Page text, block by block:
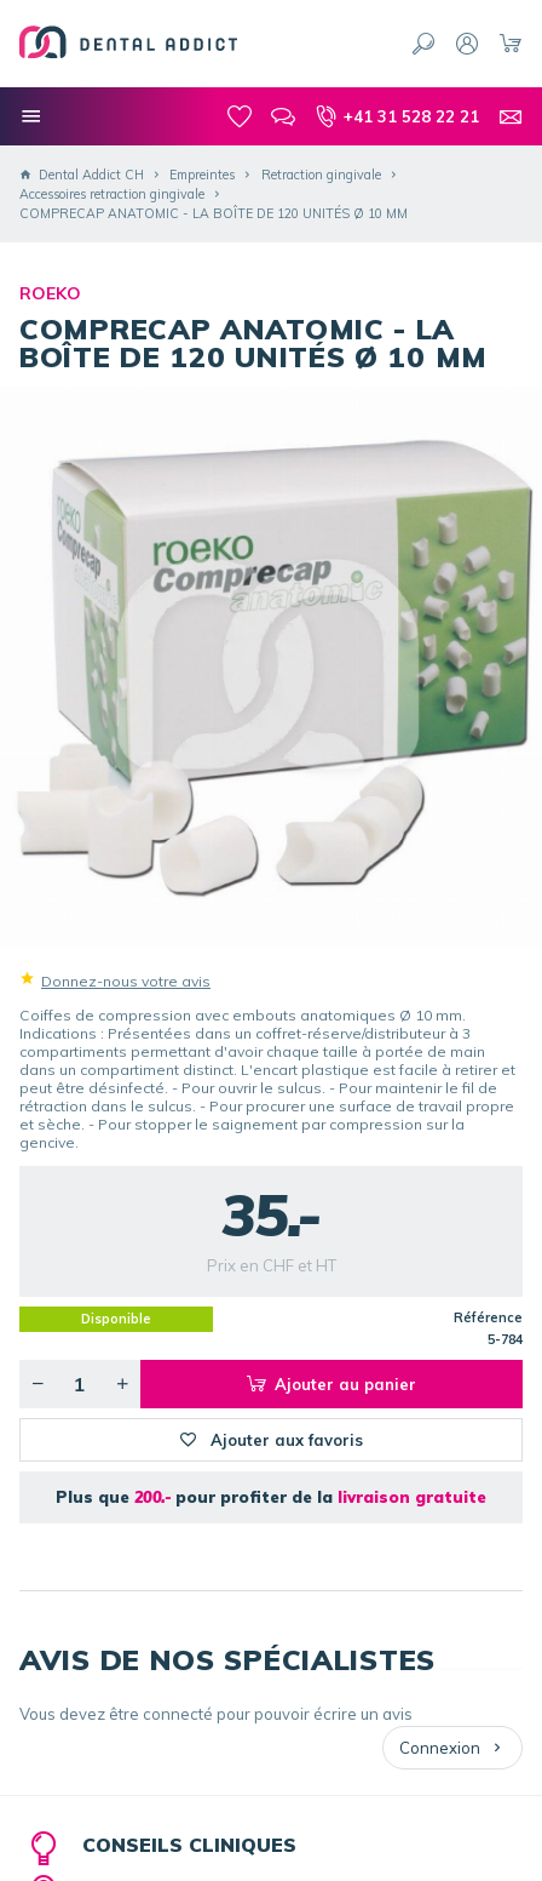
+41 31 528 22 21
Dental Addict CH Empreintes
Retraction gingivale
Accessoires retraction gingivale
COMPRECAP ANATOMIC - LA BOÎTE DE 120 UNITÉS Ø 10 MM
ROEKO
COMPRECAP ANATOMIC - LA
BOÎTE DE 120 UNITÉS Ø 10 MM
Donnez-nous votre avis
Coiffes de compression avec embouts anatomiques Ø 10 mm.
Indications : Présentées dans un coffret-réserve/distributeur à 3
compartiments permettant d'avoir chaque taille à portée de main
dans un compartiment distinct. L'encart plastique est facile à retirer et
peut être désinfecté. - Pour ouvrir le sulcus. - Pour maintenir le fil de
rétraction dans le sulcus. - Pour procurer une surface de travail propre
et sèche. - Pour stopper le saignement par compression sur la
gencive.
35.-
Prix en CHF et HT
Disponible
Référence
5-784
Ajouter au panier
Ajouter aux favoris
Plus que 200.- pour profiter de la livraison gratuite
AVIS DE NOS SPÉCIALISTES
Vous devez être connecté pour pouvoir écrire un avis
Connexion
CONSEILS CLINIQUES